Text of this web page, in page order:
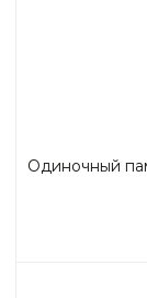
Одиночный